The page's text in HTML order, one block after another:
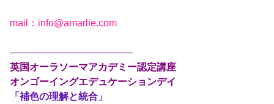
mail：info@amarlie.com
————————————–
英国オーラソーマアカデミー認定講座
オンゴーイングエデュケーションデイ
「補色の理解と統合」